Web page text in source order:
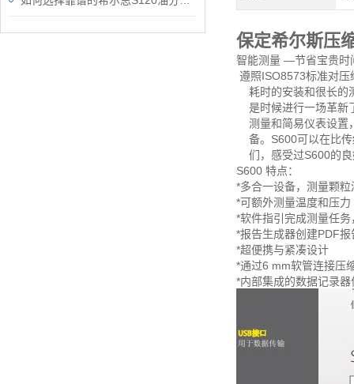
保定希尔斯压
智能测量 —节省宝贵时
遵照ISO8573标准对
耗时的安装和很长的
是时候进行一场革新
测量和简易仪表设置
备。S600可以在比传
们，感受过S600的良
S600 特点：
*多合一设备，测量颗
*可额外测量温度和压力
*软件指引完成测量任
*报告生成器创建PDF
*超便携与紧凑设计
*通过6 mm软管连接压
*内部集成的数据记录